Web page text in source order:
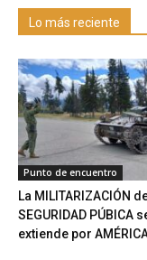
Lo más reciente
Punto de encuentro
La MILITARIZACIÓN
SEGURIDAD PÚBICA
extiende por